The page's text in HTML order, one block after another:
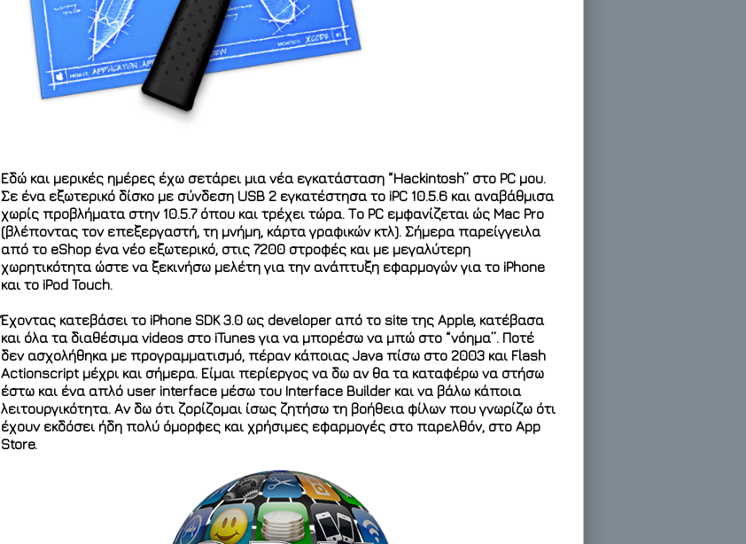
Εδώ και μερικές ημέρες έχω σετάρει μια νέα εγκατάσταση “Hackintosh” στο PC μου.
Σε ένα εξωτερικό δίσκο με σύνδεση USB 2 εγκατέστησα το iPC 10.5.6 και αναβάθμισα
χωρίς προβλήματα στην 10.5.7 όπου και τρέχει τώρα. Το PC εμφανίζεται ώς Mac Pro
(βλέποντας τον επεξεργαστή, τη μνήμη, κάρτα γραφικών κτλ). Σήμερα παρείγγειλα
από το eShop ένα νέο εξωτερικό, στις 7200 στροφές και με μεγαλύτερη
χωρητικότητα ώστε να ξεκινήσω μελέτη για την ανάπτυξη εφαρμογών για το iPhone
και το iPod Touch.
Έχοντας κατεβάσει το iPhone SDK 3.0 ως developer από το site της Apple, κατέβασα
και όλα τα διαθέσιμα videos στο iTunes για να μπορέσω να μπώ στο “νόημα”. Ποτέ
δεν ασχολήθηκα με προγραμματισμό, πέραν κάποιας Java πίσω στο 2003 και Flash
Actionscript μέχρι και σήμερα. Είμαι περίεργος να δω αν θα τα καταφέρω να στήσω
έστω και ένα απλό user interface μέσω του Interface Builder και να βάλω κάποια
λειτουργικότητα. Αν δω ότι ζορίζομαι ίσως ζητήσω τη βοήθεια φίλων που γνωρίζω ότι
έχουν εκδόσει ήδη πολύ όμορφες και χρήσιμες εφαρμογές στο παρελθόν, στο App
Store.